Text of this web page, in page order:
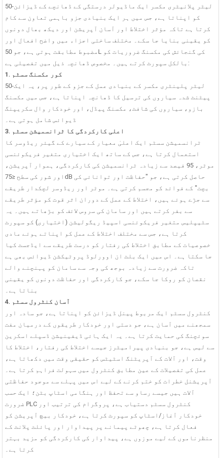
50-لیٹر پلانیٹری مکسر ایک ماڈیولر درستگی کے ڈھانچے کے ڈیزائن
کو اپناتا ہے، جس میں ہر ایک بنیادی جزو باہمی تعاون سے کام
کرتا ہے تاکہ مؤثر اختلاط اور آسان آپریشن اور دیکھ بھال دونوں
کو یقینی بنایا جا سکے۔ مختلف ساختی اجزاء میں واضح افعال اور
مضبوط مطابقت ہوتی ہے، جو 50L کی گنجائش کی مکسنگ ضروریات کو
بالکل سپورٹ کرتے ہیں۔ مخصوص ڈھانچہ ذیل میں تفصیلی ہے:
1. کور مکسنگ سسٹم
50-لیٹر پلینٹری مکسر کے بنیادی عمل کے جزو کے طور پر، یہ ایک
پیٹنٹ شدہ سیاروں کی ترسیل کا ڈھانچہ اپناتا ہے، جس میں مکسنگ
بازو، سیاروں کی شافٹ، مکسنگ پیڈل، اور خودکار وال سکریپنگ
ڈیوائس شامل ہوتی ہے۔
3. اعلی کارکردگی کا ٹرانسمیشن سسٹم
ٹرانسمیشن سسٹم ایک اعلیٰ معیار کے سیارے کے گیئر ریڈوسر کا
استعمال کرتا ہے، جس کے ساتھ ایک اختیاری متغیر فریکوئنسی
موٹر، ​​95 فیصد سے زیادہ ٹرانسمیشن کی کارکردگی، ہموار آپریشن،
اور شور کی سطح ≤75dB حاصل کرتی ہے، جو "حفاظت اور توانائی کی
بچت" کے فوائد کو مجسم کرتی ہے۔ موٹر اور ریڈوسر لچکدار طریقے
سے جڑے ہوئے ہیں، اختلاط کے عمل کے دوران اثر قوت کو مؤثر طریقے
سے بفر کرتے ہیں اور سامان کی سروس لائف کو بڑھاتے ہیں۔ یہ
سٹیپلیس متغیر فریکوئنسی اسپیڈ ریگولیشن (اختیاری) کو سپورٹ
کرتا ہے، جس سے مختلف اختلاط کے عمل کو اپناتے ہوئے مادی
خصوصیات کے مطابق اختلاط کی رفتار کو درست طریقے سے ایڈجسٹ کیا
جا سکتا ہے۔ اس میں ایک بلٹ ان اوورلوڈ پروٹیکشن ڈیوائس بھی ہے
تاکہ ضرورت سے زیادہ بوجھ کی وجہ سے سامان کو پہنچنے والے
نقصان کو روکا جا سکے، جو کارکردگی اور حفاظت دونوں کو یقینی
بناتا ہے۔
4. آسان کنٹرول سسٹم
کنٹرول سسٹم ایک مربوط پینل ڈیزائن کو اپناتا ہے، جو سادہ اور
سمجھنے میں آسان ہے، جو دستی اور خودکار طریقوں کے درمیان مفت
سوئچنگ کی حمایت کرتا ہے۔ یہ ایک ہائی ڈیفینیشن ڈسپلے اسکرین
سے لیس ہے، جو بنیادی پیرامیٹرز جیسے اختلاط کی رفتار، اختلاط کا
وقت، اور آلات کے آپریٹنگ اسٹیٹس کو حقیقی وقت میں دکھاتا ہے،
عمل کی تفصیلات کے عین مطابق کنٹرول میں سہولت فراہم کرتا ہے۔
آپریشنل خطرات کو ختم کرنے کے لیے اس میں پہلے سے موجود حفاظتی
آلات ہیں جیسے رساو سے تحفظ اور ہنگامی اسٹاپ بٹن؛ ایک حسب
ضرورت PLC کنٹرول سسٹم دستیاب ہے، پروگرام کی ترتیب اور
خودکار آغاز/اسٹاپ کو سپورٹ کرتا ہے، خودکار بیچ آپریشن کو
فعال کرتا ہے، چھوٹے پیمانے پر پیداوار اور پائلٹ پلانٹ کے
منظرناموں کے لیے موزوں ہے، پیداوار کی کارکردگی کو مزید بہتر
کرتا ہے۔